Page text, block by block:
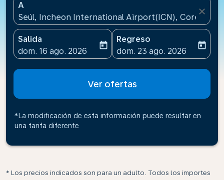
A
Seúl, Incheon International Airport(ICN), Corea,
close
Salida
fc-booking-departure-date-aria-label
dom. 16 ago. 2026
today
Regreso
fc-booking-return-date-
dom. 23 ago. 2026
today
Ver ofertas
*La modificación de esta información puede resultar en
una tarifa diferente
* Los precios indicados son para un adulto. Todos los importes